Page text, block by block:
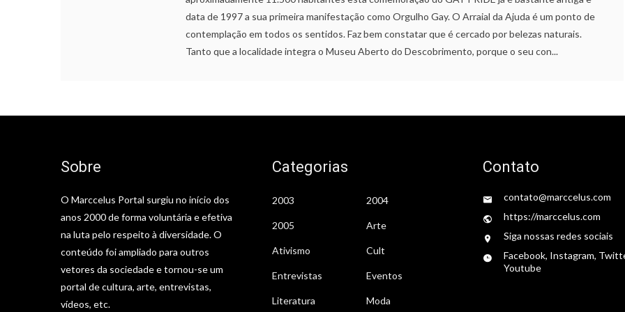
data de 1997 a sua primeira manifestação como Orgulho Gay. O Arraial da Ajuda é um ponto de
contemplação em todos os sentidos. Faz bem constatar que é cercado por belezas naturais.
Tanto que a localidade integra o Museu Aberto do Descobrimento, porque o seu con...
Sobre
O Marccelus Portal surgiu no início dos
anos 2000 de forma voluntária e efetiva
na luta pelo respeito à diversidade. O
conteúdo foi ampliado para outros
vetores da sociedade e tornou-se um
portal de cultura, arte, entrevistas,
vídeos, etc.
Categorias
2003 2004
2005 Arte
Ativismo Cult
Entrevistas Eventos
Literatura Moda
Contato
contato@marccelus.com
https://marccelus.com
Siga nossas redes sociais
Facebook, Instagram,
Youtube